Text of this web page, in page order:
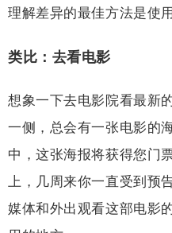
理解差异的最佳方法是使
类比：去看电影
想象一下去电影院看最新
一侧，总会有一张电影的
中，这张海报将获得您门
上，几周来你一直受到预
媒体和外出观看这部电影